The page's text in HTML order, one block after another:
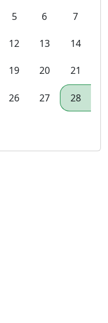
5 6 7
12 13 14
19 20 21
26 27 28